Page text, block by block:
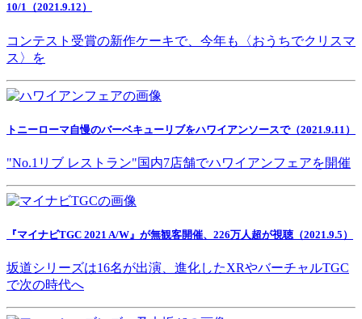
10/1（2021.9.12）
コンテスト受賞の新作ケーキで、今年も〈おうちでクリスマ
ス〉を
トニーローマ自慢のバーベキューリブをハワイアンソースで（2021.9.11）
"No.1リブ レストラン"国内7店舗でハワイアンフェアを開催
『マイナビTGC 2021 A/W』が無観客開催、226万人超が視聴（2021.9.5）
坂道シリーズは16名が出演、進化したXRやバーチャルTGC
で次の時代へ